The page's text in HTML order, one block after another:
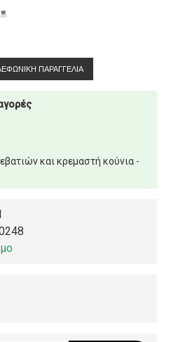
ΠΑΡΑΓΓΕΛΊΑ
και κρεμαστή κούνια -